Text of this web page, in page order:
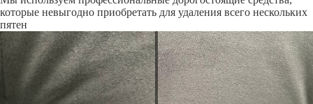
которые невыгодно приобретать для удаления всего нескольких
пятен